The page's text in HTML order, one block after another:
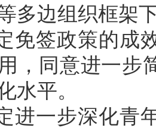
多边组织框架
免签政策的成
，同意进一步
水平。
进一步深化青